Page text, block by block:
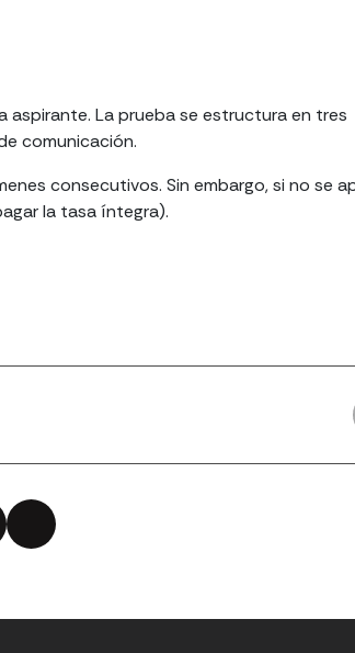
aspirante. La prueba se estructura en tres
comunicación.
consecutivos. Sin embargo, si no se
la tasa íntegra).